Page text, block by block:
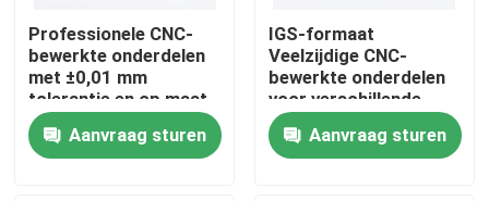
Thuis
Professionele CNC-
bewerkte onderdelen
met ±0,01 mm
tolerantie en op maat
gemaakte
platingoplossingen
Aanvraag sturen
IGS-formaat
Veelzijdige CNC-
bewerkte onderdelen
voor verschillende
productieprocessen
OEM ODMAanvraag sturen